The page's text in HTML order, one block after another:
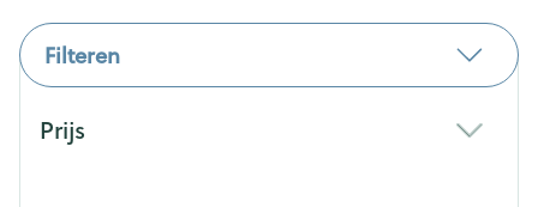
Filteren
Prijs